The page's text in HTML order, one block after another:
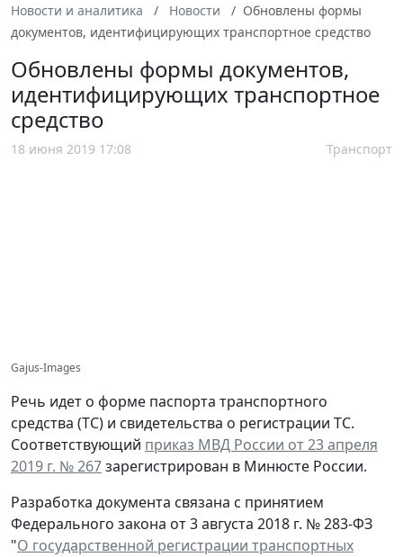
Новости и аналитика Новости
Обновлены формы
документов, идентифицирующих транспортное средство
Обновлены формы документов,
идентифицирующих транспортное
средство
18 июня 2019 17:08 Транспорт
Gajus-Images
Речь идет о форме паспорта транспортного
средства (ТС) и свидетельства о регистрации ТС.
Соответствующий приказ МВД России от 23 апреля
2019 г. № 267зарегистрирован в Минюсте России.
Разработка документа связана с принятием
Федерального закона от 3 августа 2018 г. № 283-ФЗ
"О государственной регистрации транспортных